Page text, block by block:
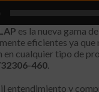
es la nueva gama
eficientes ya que
en cualquier tipo de
460
entendimiento y